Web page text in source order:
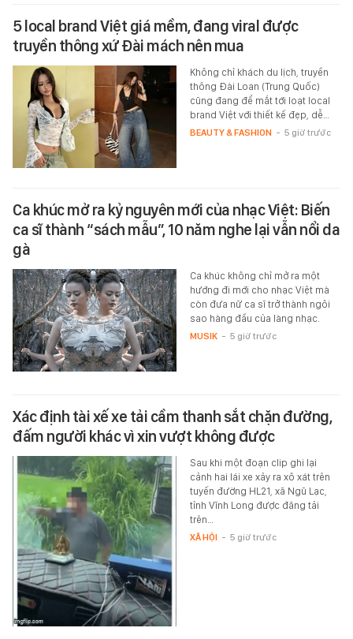
5 local brand Việt giá mềm, đang viral được
truyền thông xứ Đài mách nên mua
Không chỉ khách du lịch, truyền
thông Đài Loan (Trung Quốc)
cũng đang để mắt tới loạt local
brand Việt với thiết kế đẹp, dễ…
BEAUTY & FASHION - 5 giờ trước
Ca khúc mở ra kỷ nguyên mới của nhạc Việt: Biến
ca sĩ thành “sách mẫu”, 10 năm nghe lại vẫn nổi da
gà
Ca khúc không chỉ mở ra một
hướng đi mới cho nhạc Việt mà
còn đưa nữ ca sĩ trở thành ngôi
sao hàng đầu của làng nhạc.
MUSIK - 5 giờ trước
Xác định tài xế xe tải cầm thanh sắt chặn đường,
đấm người khác vì xin vượt không được
Sau khi một đoạn clip ghi lại
cảnh hai lái xe xảy ra xô xát trên
tuyến đường HL21, xã Ngũ Lạc,
tỉnh Vĩnh Long được đăng tải
trên…
XÃ HỘI - 5 giờ trước